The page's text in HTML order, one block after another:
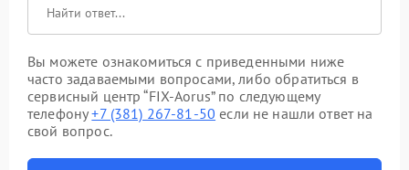
Вы можете ознакомиться с приведенными ниже
часто задаваемыми вопросами, либо обратиться в
сервисный центр “FIX-Aorus” по следующему
телефону+7 (381) 267-81-50 если не нашли ответ на
свой вопрос.